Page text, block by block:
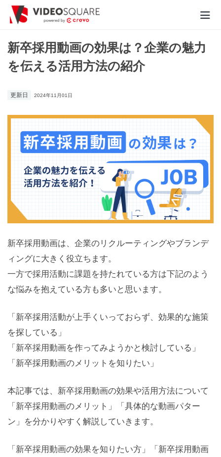
動画制作実績
価格
お役立ち情報
- 動画に関するご相談はこちら -
お問合わせ・無料見積もり
資料ダウンロード
新卒採用動画の効果は？企業の魅力
を伝える活用方法の紹介
更新日 2024年11月01日
新卒採用動画は、企業のリクルーティングやブランデ
ィングに大きく役立ちます。
一方で採用活動に課題を持たれている方は下記のよう
な悩みを抱えている方も多いと思います。
「新卒採用活動が上手くいっておらず、効果的な施策
を探している」
「新卒採用動画を作ってみようかと検討している」
「新卒採用動画のメリットを知りたい」
本記事では、新卒採用動画の効果や活用方法について
「新卒採用動画のメリット」「具体的な動画パター
ン」を分かりやすく解説していきます。
「新卒採用動画の効果を知りたい方」「新卒採用動画